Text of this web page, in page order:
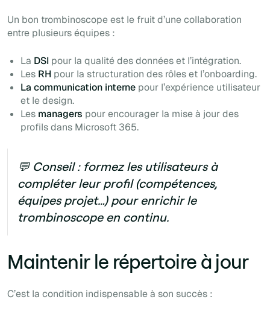
Un bon trombinoscope est le fruit d’une collaboration
entre plusieurs équipes :
La DSI pour la qualité des données et l’intégration.
Les RH pour la structuration des rôles et l’onboarding.
La communication interne pour l’expérience utilisateur
et le design.
Les managers pour encourager la mise à jour des
profils dans Microsoft 365.
💬 Conseil : formez les utilisateurs à
compléter leur profil (compétences,
équipes projet…) pour enrichir le
trombinoscope en continu.
Maintenir le répertoire à jour‍
C’est la condition indispensable à son succès :